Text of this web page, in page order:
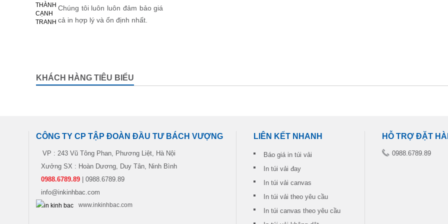
Chúng tôi luôn luôn đảm bảo giá
cả in hợp lý và ổn định nhất.
KHÁCH HÀNG TIÊU BIỂU
CÔNG TY CP TẬP ĐOÀN ĐẦU TƯ BÁCH VƯỢNG
VP : 243 Vũ Tông Phan, Phương Liệt, Hà Nội
Xưởng SX : Hoàn Dương, Duy Tân, Ninh Bình
0988.6789.89 | 0988.6789.89
info@inkinhbac.com
www.inkinhbac.com
LIÊN KẾT NHANH
Báo giá in túi vải
In túi vải đay
In túi vải canvas
In túi vải theo yêu cầu
In túi canvas theo yêu cầu
HỖ TRỢ ĐẶT
0988.6789.89